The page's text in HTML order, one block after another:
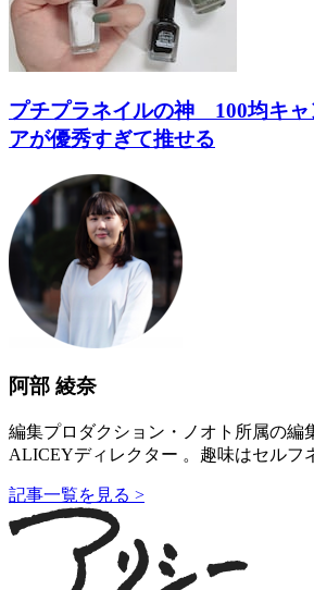
プチプラネイルの神 100均キャ
アが優秀すぎて推せる
阿部 綾奈
編集プロダクション・ノオト所属の編
ALICEYディレクター 。趣味はセルフ
記事一覧を見る >